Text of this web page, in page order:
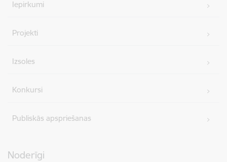
Iepirkumi
Projekti
Izsoles
Konkursi
Publiskās apspriešanas
Noderīgi